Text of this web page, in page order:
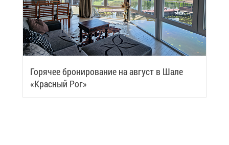
Го­ря­чее бро­ни­ро­ва­ние на ав­густ в Ша­ле
«Крас­ный Рог»